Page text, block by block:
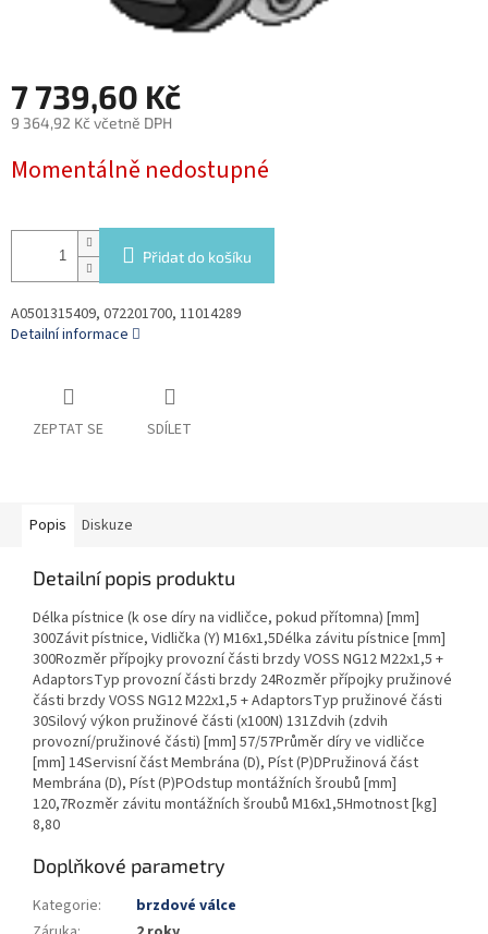
7 739,60 Kč
9 364,92 Kč včetně DPH
cena:
Momentálně nedostupné
Přidat do košíku
A0501315409, 072201700, 11014289
Detailní informace
ZEPTAT SE SDÍLET
Popis Diskuze
Detailní popis produktu
Délka pístnice (k ose díry na vidličce, pokud přítomna) [mm]
300Závit pístnice, Vidlička (Y) M16x1,5Délka závitu pístnice [mm]
300Rozměr přípojky provozní části brzdy VOSS NG12 M22x1,5 +
AdaptorsTyp provozní části brzdy 24Rozměr přípojky pružinové
části brzdy VOSS NG12 M22x1,5 + AdaptorsTyp pružinové části
30Silový výkon pružinové části (x100N) 131Zdvih (zdvih
provozní/pružinové části) [mm] 57/57Průměr díry ve vidličce
[mm] 14Servisní část Membrána (D), Píst (P)DPružinová část
Membrána (D), Píst (P)POdstup montážních šroubů [mm]
120,7Rozměr závitu montážních šroubů M16x1,5Hmotnost [kg]
8,80
Doplňkové parametry
Kategorie:
brzdové válce